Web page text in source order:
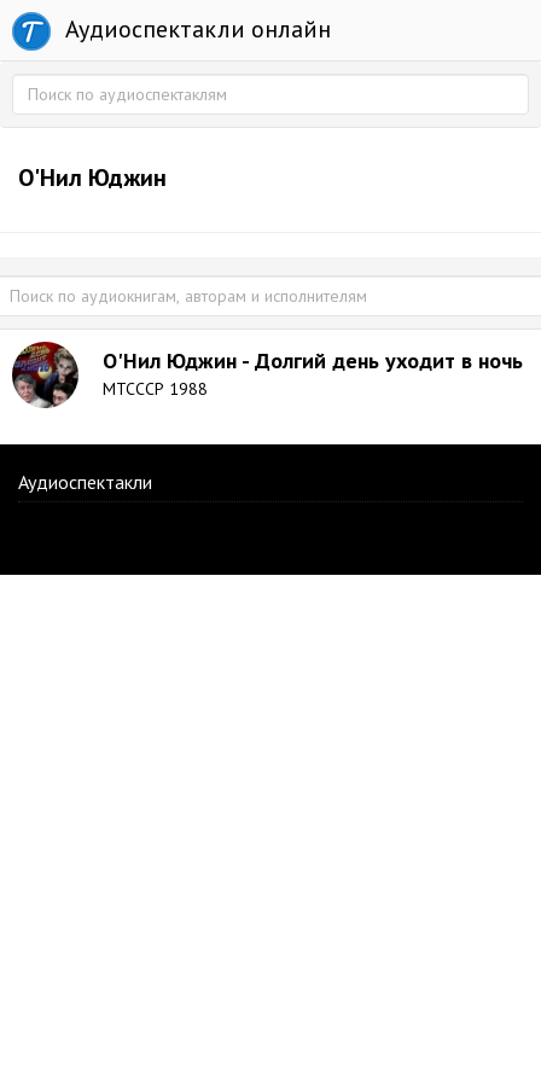
Аудиоспектакли онлайн
О'Нил Юджин
О'Нил Юджин - Долгий день уходит в ночь
МТСССР 1988
Аудиоспектакли